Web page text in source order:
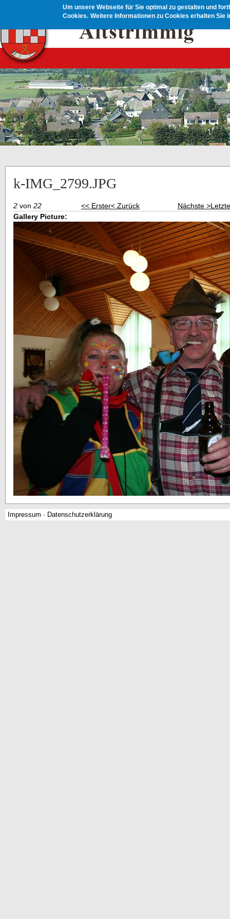
Um unsere Webseite für Sie optimal zu gestalten und
Cookies. Weitere Informationen zu Cookies erhalten Sie
k-IMG_2799.JPG
2 von 22 << Erster< Zurück Nächste >
Gallery Picture:
Impressum - Datenschutzerklärung